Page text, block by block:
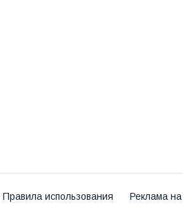
Правила использования Реклама